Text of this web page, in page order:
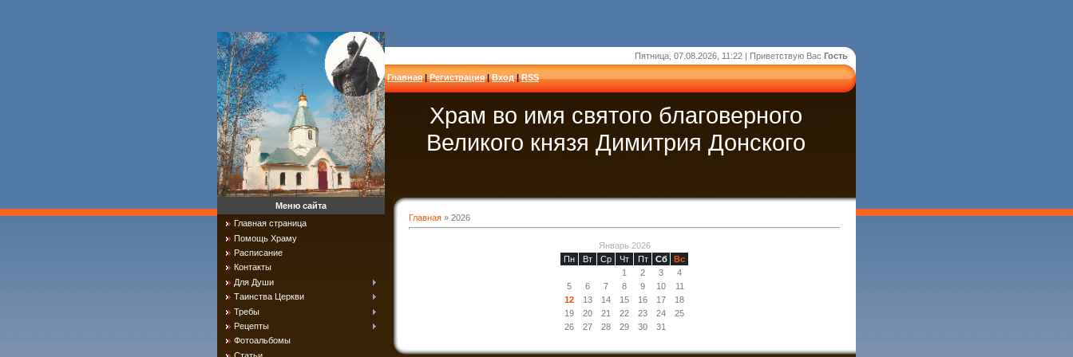
Пятница, 07.08.2026, 11:22 | Приветствую Вас Гость
Главная|Регистрация|Вход|RSS
Храм во имя святого благоверного
Великого князя Димитрия Донского
Главная » 2026
Январь 2026
Пн
Вт Ср Чт Пт Сб
Вс
1
2 3
4
5
6 7 8 9 10
11
12
13 14 15 16 17
18
19
20 21 22 23 24
25
26
27 28 29 30 31
Меню сайта
Главная страница
Помощь Храму
Расписание
Контакты
Для Души
Таинства Церкви
Требы
Рецепты
Фотоальбомы